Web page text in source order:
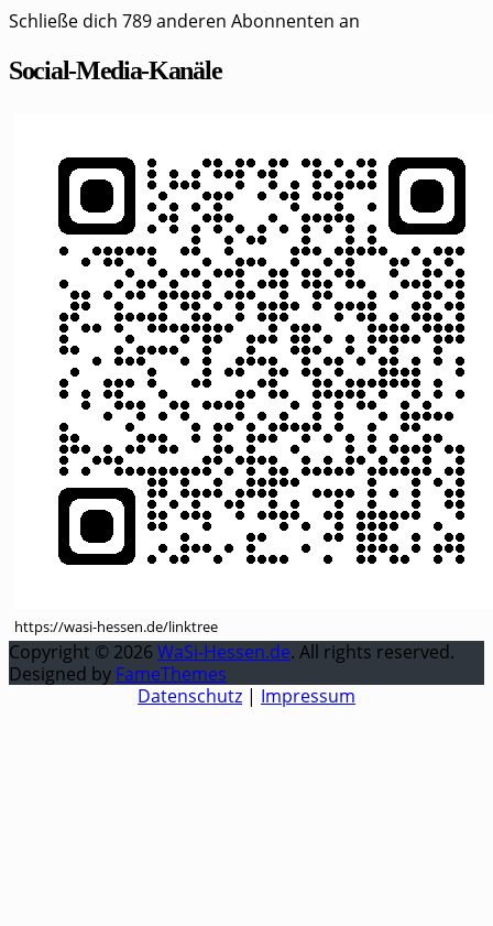
Schließe dich 789 anderen Abonnenten an
Social-Media-Kanäle
https://wasi-hessen.de/linktree
Copyright © 2026 WaSi-Hessen.de. All rights reserved.
Designed by FameThemes
Datenschutz | Impressum